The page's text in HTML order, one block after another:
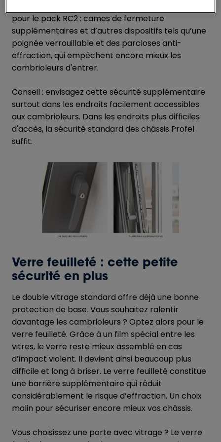
pour le pack RC2 : cames de fermeture
supplémentaires et d’autres dispositifs tels qu’une
poignée verrouillable et des parcloses anti-
effraction, qui empêchent encore mieux les
cambrioleurs d'entrer.
Conseil : envisagez cette sécurité supplémentaire
surtout dans les endroits facilement accessibles
aux cambrioleurs. Dans les endroits plus difficiles
d'accès, la sécurité standard des châssis Profel
suffit.
Verre feuilleté : cette petite
sécurité en plus
Le double vitrage standard offre déjà une bonne
protection de base. Vous souhaitez ralentir
davantage les cambrioleurs ? Optez alors pour le
verre feuilleté. Grâce à un film spécial entre les
vitres, le verre reste mieux assemblé en cas
d’impact violent. Il devient ainsi beaucoup plus
difficile et long à briser. Le verre feuilleté constitue
une barrière supplémentaire qui réduit
considérablement le risque d’effraction. Un choix
malin pour sécuriser encore mieux vos châssis.
Vous choisissez une porte avec vitrage ? Le verre